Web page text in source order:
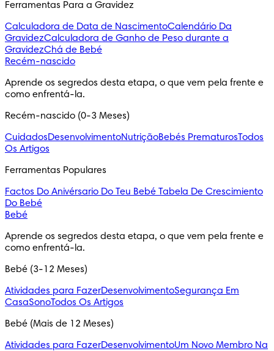
Ferramentas Para a Gravidez
Calculadora de Data de NascimentoCalendário Da
GravidezCalculadora de Ganho de Peso durante a
GravidezChá de Bebé
Recém-nascido
Aprende os segredos desta etapa, o que vem pela frente e
como enfrentá-la.
Recém-nascido (0-3 Meses)
CuidadosDesenvolvimentoNutriçãoBebés PrematurosTodos
Os Artigos
Ferramentas Populares
Factos Do Anivérsario Do Teu Bebé Tabela De Crescimiento
Do Bebé
Bebé
Aprende os segredos desta etapa, o que vem pela frente e
como enfrentá-la.
Bebé (3-12 Meses)
Atividades para FazerDesenvolvimentoSegurança Em
CasaSonoTodos Os Artigos
Bebé (Mais de 12 Meses)
Atividades para FazerDesenvolvimentoUm Novo Membro Na